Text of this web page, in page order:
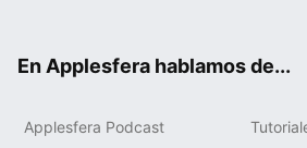
En Applesfera hablamos de...
Applesfera Podcast